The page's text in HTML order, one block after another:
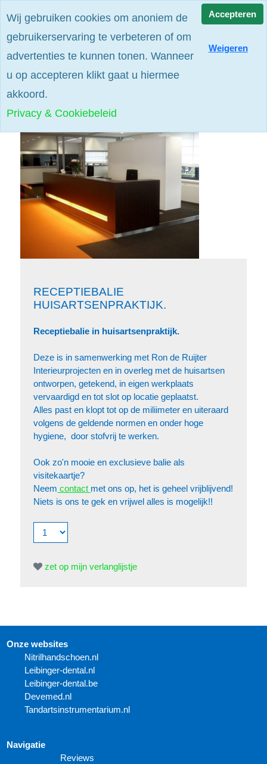
RECEPTIEBALIE
HUISARTSENPRAKTIJK.
Receptiebalie in huisartsenpraktijk.
Deze is in samenwerking met Ron de Ruijter
Interieurprojecten en in overleg met de huisartsen
ontworpen, getekend, in eigen werkplaats
vervaardigd en tot slot op locatie geplaatst.
Alles past en klopt tot op de miliimeter en uiteraard
volgens de geldende normen en onder hoge
hygiene, door stofvrij te werken.
Ook zo'n mooie en exclusieve balie als
visitekaartje?
Neem contact met ons op, het is geheel vrijblijvend!
Niets is ons te gek en vrijwel alles is mogelijk!!
zet op mijn verlanglijstje
Onze websites
Nitrilhandschoen.nl
Leibinger-dental.nl
Leibinger-dental.be
Devemed.nl
Tandartsinstrumentarium.nl
Navigatie
Reviews
Wij gebruiken cookies om anoniem de
gebruikerservaring te verbeteren of om
advertenties te kunnen tonen. Wanneer
u op accepteren klikt gaat u hiermee
akkoord.
Privacy & Cookiebeleid
Accepteren
Weigeren